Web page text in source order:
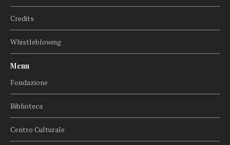
Credits
Whistleblowing
Menu
Fondazione
Biblioteca
Centro Culturale